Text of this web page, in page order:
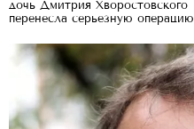
дочь Дмитрия Хворостовского
перенесла серьезную операцию